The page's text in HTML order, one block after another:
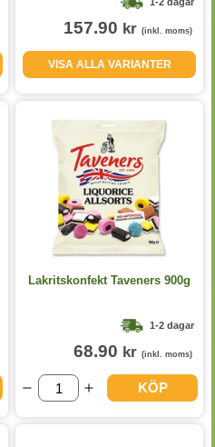
157.90 kr (inkl. moms)
VISA ALLA VARIANTER
Lakritskonfekt Taveners 900g
1-2 dagar
68.90 kr (inkl. moms)
KÖP